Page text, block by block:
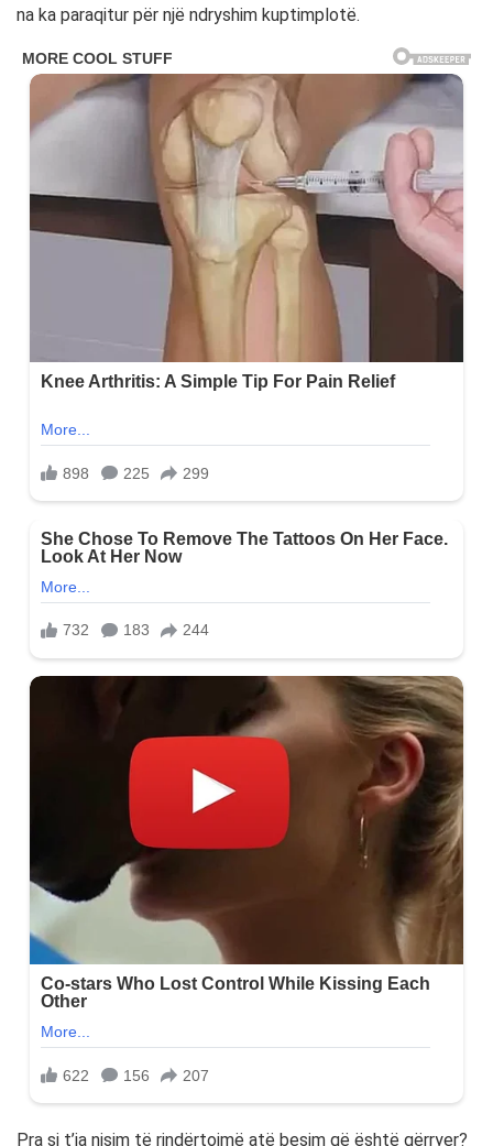
na ka paraqitur për një ndryshim kuptimplotë.
Pra si t’ia nisim të rindërtojmë atë besim që është gërryer?